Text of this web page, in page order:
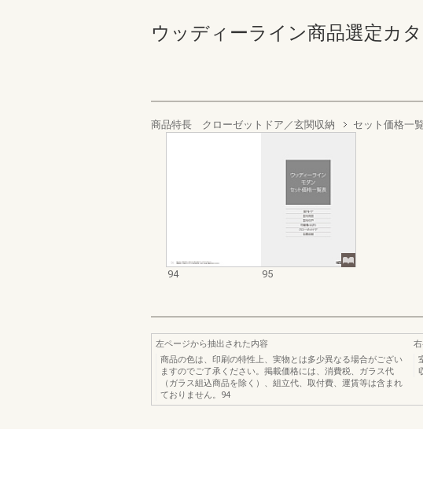
ウッディーライン商品選定カ
商品特長 クローゼットドア／玄関収納 セット価格一
94 95
左ページから抽出された内容
商品の色は、印刷の特性上、実物とは多少異なる場合がござい
ますのでご了承ください。掲載価格には、消費税、ガラス代
（ガラス組込商品を除く）、組立代、取付費、運賃等は含まれ
ておりません。94